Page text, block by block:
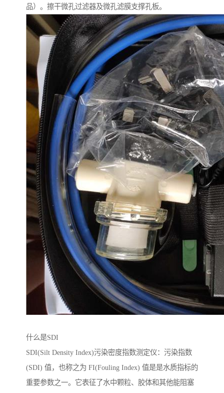
品）。擦干微孔过滤器及微孔滤膜支撑孔板。
什么是SDI
SDI(Silt Density Index)污染密度指数测定仪：污染指数
(SDI) 值，也称之为 FI(Fouling Index) 值是是水质指标的
重要参数之一。它表征了水中颗粒、胶体和其他能阻塞